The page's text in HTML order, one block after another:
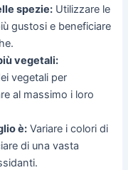
spezie: Utilizzare le
gustosi e beneficiare
vegetali:
vegetali per
al massimo i loro
è: Variare i colori di
di una vasta